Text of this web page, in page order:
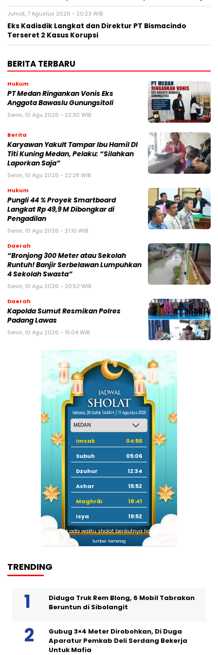
Jumat, 7 Agustus 2026 - 20:23 WIB
Eks Kadisdik Langkat dan Direktur PT Bismacindo
Terseret 2 Kasus Korupsi
BERITA TERBARU
Hukum
PT Medan Ringankan Vonis Eks
Anggota Bawaslu Gunungsitoli
Senin, 10 Agu 2026 - 22:30 WIB
Berita
Karyawan Yakult Tampar Ibu Hamil DI
Titi Kuning Medan, Pelaku: “Silahkan
Laporkan Saja”
Senin, 10 Agu 2026 - 22:28 WIB
Hukum
Pungli 44 % Proyek Smartboard
Langkat Rp 49,9 M Dibongkar di
Pengadilan
Senin, 10 Agu 2026 - 21:10 WIB
Daerah
“Bronjong 300 Meter atau Sekolah
Runtuh! Banjir Serbelawan Lumpuhkan
4 Sekolah Swasta”
Senin, 10 Agu 2026 - 20:52 WIB
Daerah
Kapolda Sumut Resmikan Polres
Padang Lawas
Senin, 10 Agu 2026 - 15:04 WIB
Selasa, 26 Safar 1448 H / 11 Agustus 2026
Imsak
04:56
Subuh
05:06
Dzuhur
12:34
Ashar
15:52
Maghrib
18:41
Isya
19:52
Tidak ada waktu sholat berikutnya hari ini.
Sumber: Kemenag
TRENDING
Diduga Truk Rem Blong, 6 Mobil Tabrakan
Beruntun di Sibolangit
Gubug 3×4 Meter Dirobohkan, Di Duga
Aparatur Pemkab Deli Serdang Bekerja
Untuk Mafia